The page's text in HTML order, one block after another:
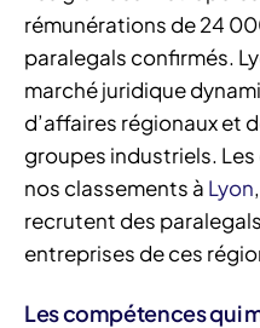
rémunérations de 24
paralegals confirmés.
marché juridique
d’affaires régionaux et
groupes industriels.
nos classements à Lyon,
recrutent des
entreprises de ces
Les compétences qui